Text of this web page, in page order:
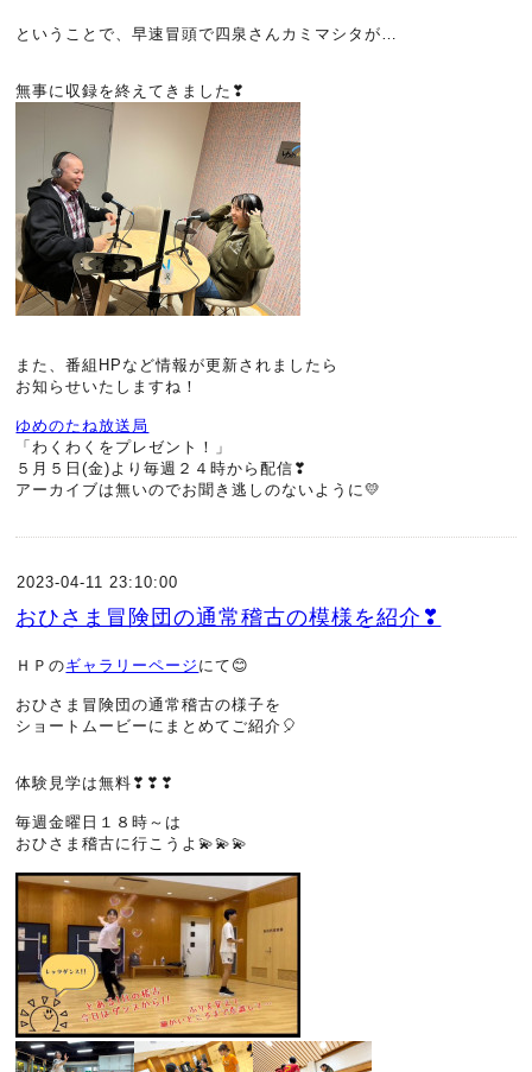
ということで、早速冒頭で四泉さんカミマシタが…
無事に収録を終えてきました❣
また、番組HPなど情報が更新されましたら
お知らせいたしますね！
ゆめのたね放送局
「わくわくをプレゼント！」
５月５日(金)より毎週２４時から配信❣
アーカイブは無いのでお聞き逃しのないように💛
2023-04-11 23:10:00
おひさま冒険団の通常稽古の模様を紹介❣
ＨＰのギャラリーページ にて😊
おひさま冒険団の通常稽古の様子を
ショートムービーにまとめてご紹介🎈
体験見学は無料❣❣❣
毎週金曜日１８時～は
おひさま稽古に行こうよ💫💫💫